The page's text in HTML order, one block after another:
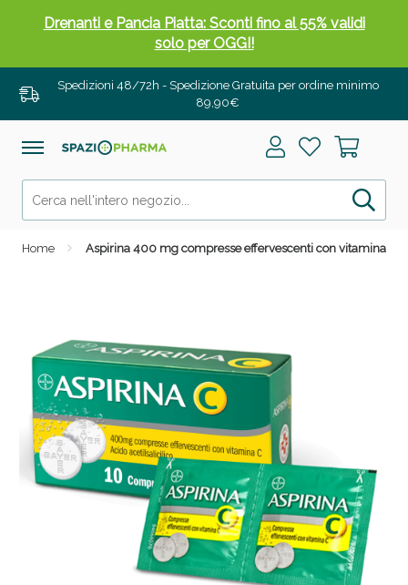
Spedizioni 48/72h - Spedizione Gratuita per ordine minimo
89,90€
Home Aspirina 400 mg compresse effervescenti con vitamina c